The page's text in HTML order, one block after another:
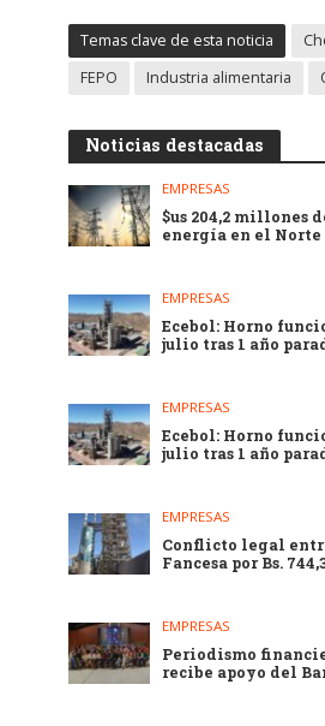
Temas clave de esta noticia
FEPO
Industria alimentaria
Noticias destacadas
EMPRESAS
$us 204,2 millones
energía en el
EMPRESAS
Ecebol: Horno
julio tras 1 año
EMPRESAS
Ecebol: Horno
julio tras 1 año
EMPRESAS
Conflicto legal
Fancesa por Bs.
EMPRESAS
Periodismo
recibe apoyo del